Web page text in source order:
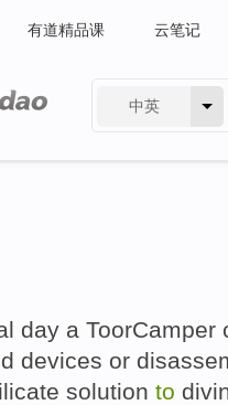
有道精品课 云笔记
中英
day a
devices or
solution to